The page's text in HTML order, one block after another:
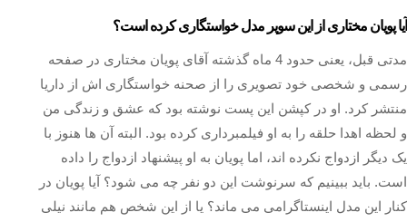
آیا پویان مختاری از این سوپر مدل خواستگاری کرده است؟
مدتی قبل، یعنی حدود 4 ماه گذشته آقای پویان مختاری در صفحه
رسمی و شخصی خود تصویری را از صحنه خواستگاری اش از داریا
منتشر کرد. او در کپشن این پست نوشته بود که عشق و زندگی من
و لحظه اهدا حلقه را به او فیلمبرداری کرده بود. البته آن ها هنوز با
یک دیگر ازدواج نکرده اند، اما پویان به او پیشنهاد ازدواج را داده
است. باید ببینیم که سرنوشت این دو نفر چه می شود؟ آیا پویان در
کنار این مدل اینستاگرامی می ماند؟ یا از این شخص هم مانند نیلی